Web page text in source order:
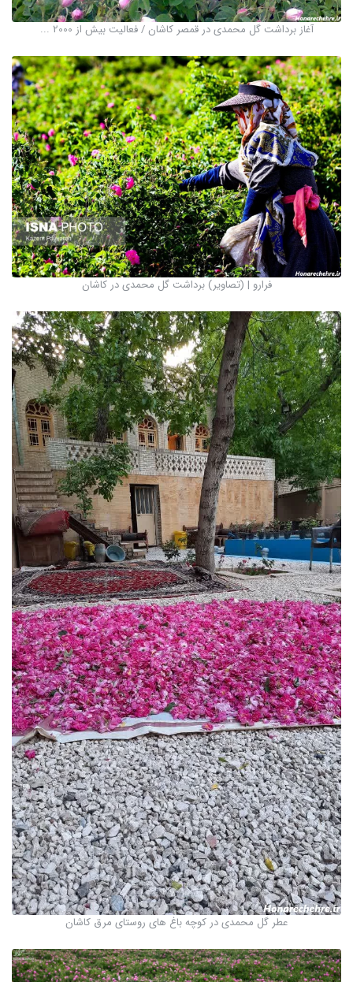
آغاز برداشت گل محمدی در قمصر کاشان / فعالیت بیش از 2000 ...
فرارو | (تصاویر) برداشت گل محمدی در کاشان
عطر گل محمدی در کوچه باغ های روستای مرق کاشان